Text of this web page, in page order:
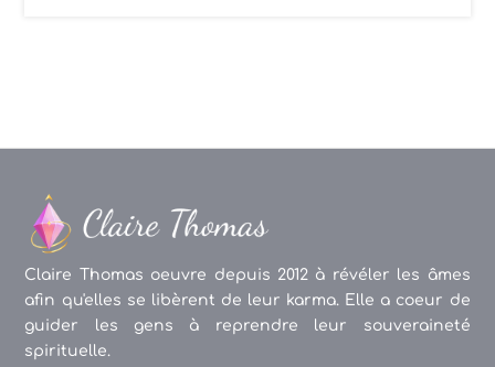
Claire Thomas oeuvre depuis 2012 à révéler les âmes
afin qu'elles se libèrent de leur karma. Elle a coeur de
guider les gens à reprendre leur souveraineté
spirituelle.